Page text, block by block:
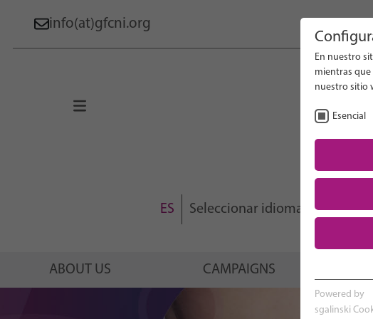
info(at)gfcni.org
ES Seleccionar idioma
ABOUT US CAMPAIGNS
Search on
Maternal & Newborn Health
En nuestro
mientras
nuestro sitio
Esencial
Las cookies
web. De
Powered by
sgalinski